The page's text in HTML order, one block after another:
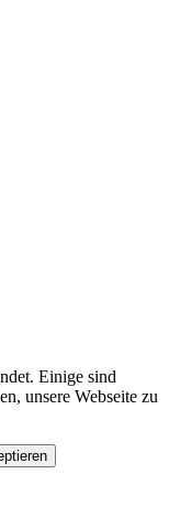
Einige sind
unsere Webseite zu